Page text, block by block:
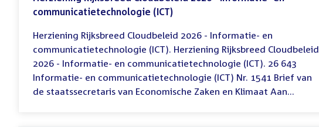
communicatietechnologie (ICT)
Herziening Rijksbreed Cloudbeleid 2026 - Informatie- en
communicatietechnologie (ICT). Herziening Rijksbreed Cloudbeleid
2026 - Informatie- en communicatietechnologie (ICT). 26 643
Informatie- en communicatietechnologie (ICT) Nr. 1541 Brief van
de staatssecretaris van Economische Zaken en Klimaat Aan...